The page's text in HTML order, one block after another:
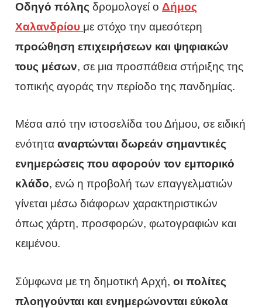
Οδηγό πόλης δρομολογεί οΔήμος
Χαλανδρίου με στόχο την αμεσότερη
προώθηση επιχειρήσεων και ψηφιακών
τους μέσων, σε μια προσπάθεια στήριξης της
τοπικής αγοράς την περίοδο της πανδημίας.
Μέσα από την ιστοσελίδα του Δήμου, σε ειδική
ενότητα αναρτώνται δωρεάν σημαντικές
ενημερώσεις που αφορούν τον εμπορικό
κλάδο, ενώ η προβολή των επαγγελματιών
γίνεται μέσω διάφορων χαρακτηριστικών
όπως χάρτη, προσφορών, φωτογραφιών και
κειμένου.
Σύμφωνα με τη δημοτική Αρχή,οι πολίτες
πλοηγούνται και ενημερώνονται εύκολα